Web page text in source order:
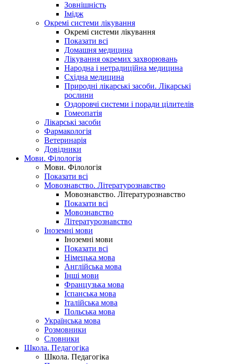
Зовнішність
Імідж
Окремі системи лікування
Окремі системи лікування
Показати всі
Домашня медицина
Лікування окремих захворювань
Народна і нетрадиційна медицина
Східна медицина
Природні лікарські засоби. Лікарські
рослини
Оздоровчі системи і поради цілителів
Гомеопатія
Лікарські засоби
Фармакологія
Ветеринарія
Довідники
Мови. Філологія
Мови. Філологія
Показати всі
Мовознавство. Літературознавство
Мовознавство. Літературознавство
Показати всі
Мовознавство
Літературознавство
Іноземні мови
Іноземні мови
Показати всі
Німецька мова
Англійська мова
Інші мови
Французька мова
Іспанська мова
Італійська мова
Польська мова
Українська мова
Розмовники
Словники
Школа. Педагогіка
Школа. Педагогіка